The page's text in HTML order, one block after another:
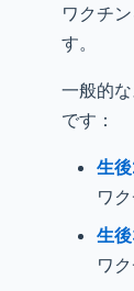
ワクチ
す。
一般的
です：
生
ワ
生
ワ